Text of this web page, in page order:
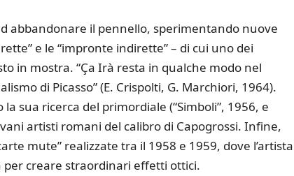
abbandonare il pennello, sperimentando nuove
e le “impronte indirette” – di cui uno dei
in mostra. “Ça Irà resta in qualche modo nel
di Picasso” (E. Crispolti, G. Marchiori, 1964).
sua ricerca del primordiale (“Simboli”, 1956, e
artisti romani del calibro di Capogrossi. Infine,
mute” realizzate tra il 1958 e 1959, dove l’artista
creare straordinari effetti ottici.